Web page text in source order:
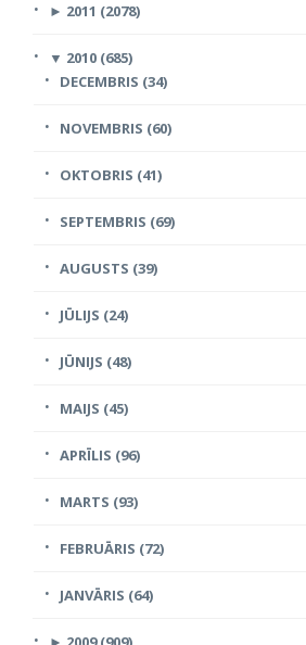
► 2011 (2078)
▼ 2010 (685)
DECEMBRIS (34)
NOVEMBRIS (60)
OKTOBRIS (41)
SEPTEMBRIS (69)
AUGUSTS (39)
JŪLIJS (24)
JŪNIJS (48)
MAIJS (45)
APRĪLIS (96)
MARTS (93)
FEBRUĀRIS (72)
JANVĀRIS (64)